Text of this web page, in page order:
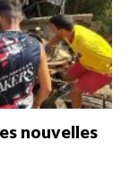
nouvelles